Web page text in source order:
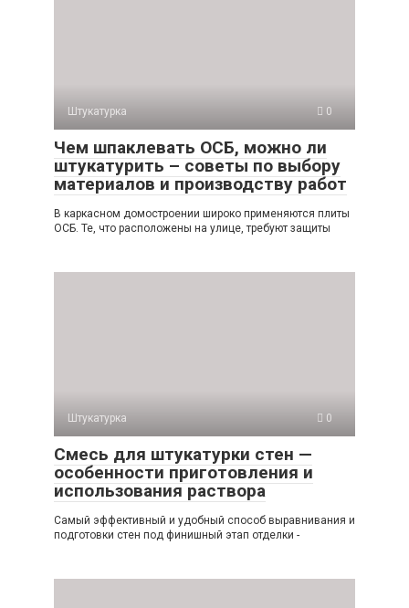
Штукатурка 0
Чем шпаклевать ОСБ, можно ли
штукатурить – советы по выбору
материалов и производству работ
В каркасном домостроении широко применяются плиты
ОСБ. Те, что расположены на улице, требуют защиты
Штукатурка 0
Смесь для штукатурки стен —
особенности приготовления и
использования раствора
Самый эффективный и удобный способ выравнивания и
подготовки стен под финишный этап отделки -